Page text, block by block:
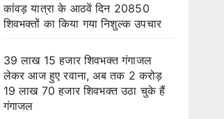
कांवड़ यात्रा के आठवें दिन 20850
शिवभक्तों का किया गया निशुल्क उपचार
39 लाख 15 हजार शिवभक्त गंगाजल
लेकर आज हुए रवाना, अब तक 2 करोड़
19 लाख 70 हजार शिवभक्त उठा चुके हैं
गंगाजल